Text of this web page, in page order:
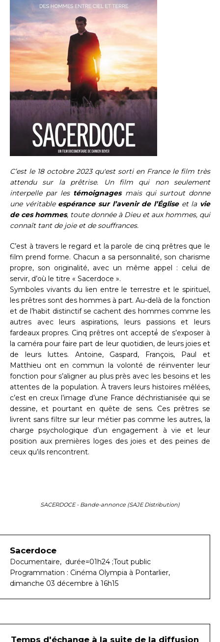
C’est le 18 octobre 2023 qu'est sorti en France le film très
attendu sur la prêtrise. Un film qui non seulement
interpelle par les témoignages mais qui surtout donne
une véritable espérance sur l’avenir de l’Égliseet la vie
de ces hommes, toute donnée à Dieu et aux hommes, qui
connaît tant de joie et de souffrances.
C’est à travers le regard et la parole de cinq prêtres que le
film prend forme. Chacun a sa personnalité, son charisme
propre, son originalité, avec un même appel : celui de
servir, d’où le titre « Sacerdoce ».
Symboles vivants du lien entre le terrestre et le spirituel,
les prêtres sont des hommes à part. Au-delà de la fonction
et de l’habit distinctif se cachent des hommes comme les
autres avec leurs aspirations, leurs passions et leurs
fardeaux propres. Cinq prêtres ont accepté́ de s’exposer à
la caméra pour faire part de leur quotidien, de leurs joies et
de leurs luttes. Antoine, Gaspard, François, Paul et
Matthieu ont en commun la volonté de réinventer leur
fonction pour s’aligner au plus près avec les besoins et les
attentes de la population. À travers leurs histoires mêlées,
c’est en creux l’image d’une France déchristianisée qui se
dessine, et pourtant en quête de sens. Ces prêtres se
livrent sans filtre sur leur métier pas comme les autres, la
charge psychologique d’un engagement à vie et leur
position aux premières loges des joies et des peines de
ceux qu’ils rencontrent.
SACERDOCE - Bande-annonce (SAJE Distribution)
Sacerdoce
Documentaire, durée=01h24 ;Tout public
Programmation : Cinéma Olympia à Pontarlier,
dimanche 03 décembre à 16h15
Temps d'échange à la suite de la diffusion